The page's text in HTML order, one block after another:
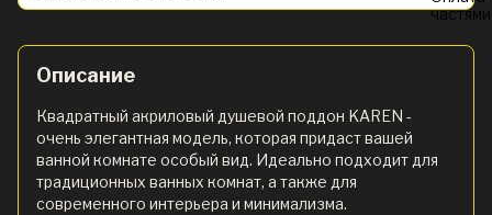
Описание
Квадратный акриловый душевой поддон KAREN -
очень элегантная модель, которая придаст вашей
ванной комнате особый вид. Идеально подходит для
традиционных ванных комнат, а также для
современного интерьера и минимализма.